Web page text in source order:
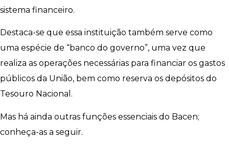
sistema financeiro.
Destaca-se que essa instituição também serve como
uma espécie de “banco do governo”, uma vez que
realiza as operações necessárias para financiar os gastos
públicos da União, bem como reserva os depósitos do
Tesouro Nacional.
Mas há ainda outras funções essenciais do Bacen;
conheça-as a seguir.